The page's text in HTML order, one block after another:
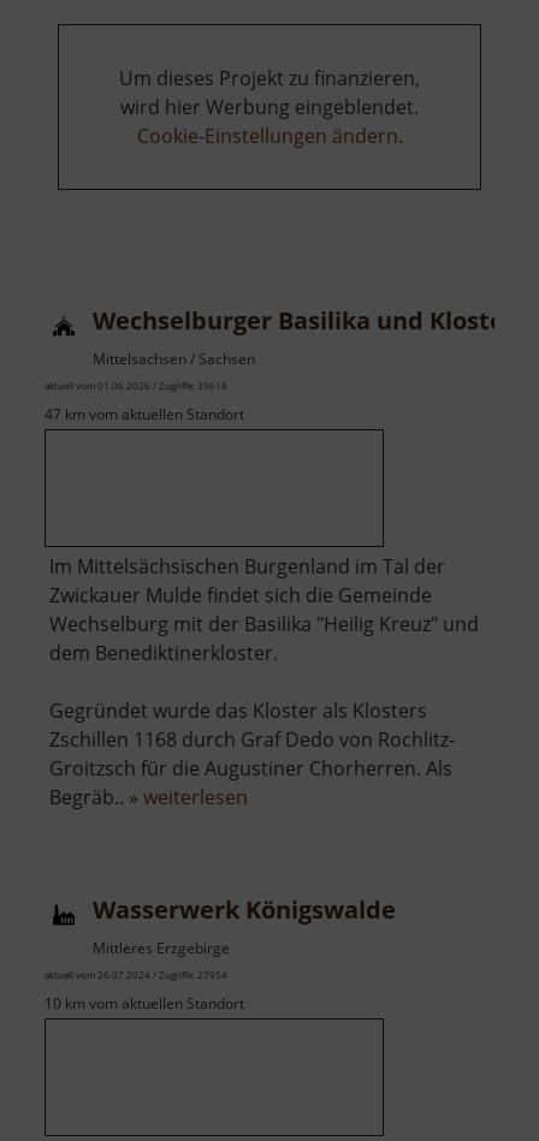
Um dieses Projekt zu finanzieren,
wird hier Werbung eingeblendet.
Cookie-Einstellungen ändern.
Wechselburger Basilika und Kloster
Mittelsachsen / Sachsen
aktuell vom 01.06.2026 / Zugriffe: 39618
47 km vom aktuellen Standort
Im Mittelsächsischen Burgenland im Tal der
Zwickauer Mulde findet sich die Gemeinde
Wechselburg mit der Basilika "Heilig Kreuz" und
dem Benediktinerkloster.
Gegründet wurde das Kloster als Klosters
Zschillen 1168 durch Graf Dedo von Rochlitz-
Groitzsch für die Augustiner Chorherren. Als
Begräb.. » weiterlesen
Kloster
Wasserwerk Königswalde
Mittleres Erzgebirge
aktuell vom 26.07.2024 / Zugriffe: 27954
10 km vom aktuellen Standort